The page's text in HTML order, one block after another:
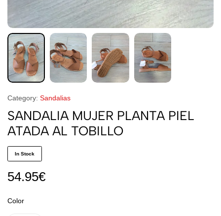
Category: Sandalias
SANDALIA MUJER PLANTA PIEL
ATADA AL TOBILLO
In Stock
54.95€
Color